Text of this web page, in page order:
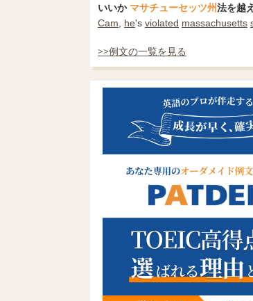
いいか マサチューセッツ州法を越
Cam he's violated massachusetts
>>例文の一覧を見る